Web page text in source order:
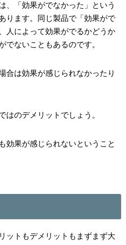
、「効果がでなかった」という
ります。同じ製品で「効果がで
人によって効果がでるかどうか
でないこともあるのです。
合は効果が感じられなかったり
はのデメリットでしょう。
効果が感じられないということ
ットもデメリットもまずまず大